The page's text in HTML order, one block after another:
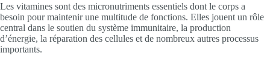
Les vitamines sont des micronutriments essentiels dont le corps a
besoin pour maintenir une multitude de fonctions. Elles jouent un rôle
central dans le soutien du système immunitaire, la production
d’énergie, la réparation des cellules et de nombreux autres processus
importants.